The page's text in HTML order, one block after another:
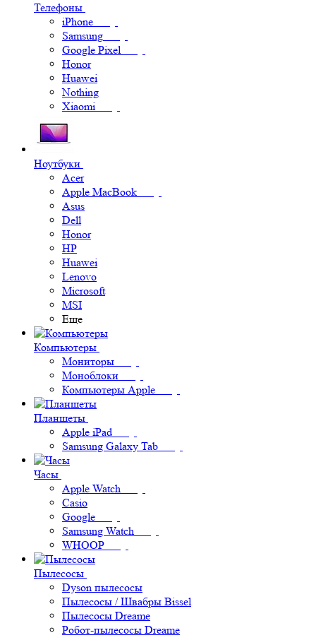
Телефоны
iPhone
Samsung
Google Pixel
Honor
Huawei
Nothing
Xiaomi
Ноутбуки
Acer
Apple MacBook
Asus
Dell
Honor
HP
Huawei
Lenovo
Microsoft
MSI
Еще
Компьютеры
Мониторы
Моноблоки
Компьютеры Apple
Планшеты
Apple iPad
Samsung Galaxy Tab
Часы
Apple Watch
Casio
Google
Samsung Watch
WHOOP
Пылесосы
Dyson пылесосы
Пылесосы / Швабры Bissel
Пылесосы Dreame
Робот-пылесосы Dreame